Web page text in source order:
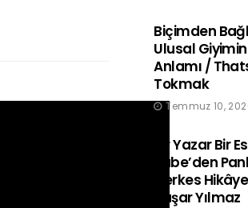
Biçimden
Ulusal
Anlamı /
Tokmak
Temmuz 10,
Bir Yazar Bir
Tube’den
Çerkes
Yaşar Yılmaz